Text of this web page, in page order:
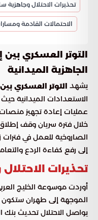
تحذيرات الاحتلال وجاهزية
الاحتمالات القادمة
التوتر العسكري بين
الجاهزية الميدانية
يشهد التوتر العسكري بين
الاستعدادات الميدانية
عمليات إعادة تجهيز
خلال فترة سريان وقف
الصاروخية للعمل في
إلى رفع كفاءة الردع
تحذيرات
أوردت موسوعة الخليج
الموجهة إلى طهران ستكون
يواصل الاحتلال تحديث بنك